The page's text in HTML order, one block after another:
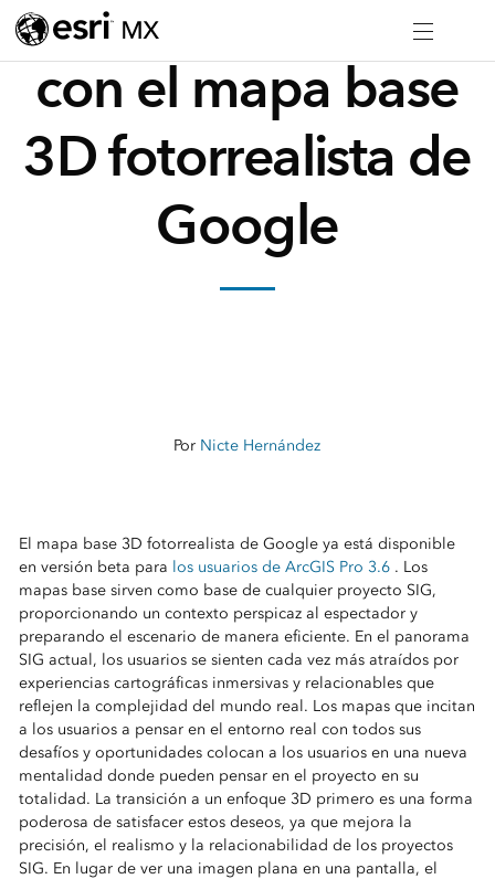
Dale vida a tu SIG
con el mapa base
3D fotorrealista de
Google
Por Nicte Hernández
El mapa base 3D fotorrealista de Google ya está disponible
en versión beta para los usuarios de ArcGIS Pro 3.6. Los
mapas base sirven como base de cualquier proyecto SIG,
proporcionando un contexto perspicaz al espectador y
preparando el escenario de manera eficiente. En el panorama
SIG actual, los usuarios se sienten cada vez más atraídos por
experiencias cartográficas inmersivas y relacionables que
reflejen la complejidad del mundo real. Los mapas que incitan
a los usuarios a pensar en el entorno real con todos sus
desafíos y oportunidades colocan a los usuarios en una nueva
mentalidad donde pueden pensar en el proyecto en su
totalidad. La transición a un enfoque 3D primero es una forma
poderosa de satisfacer estos deseos, ya que mejora la
precisión, el realismo y la relacionabilidad de los proyectos
SIG. En lugar de ver una imagen plana en una pantalla, el